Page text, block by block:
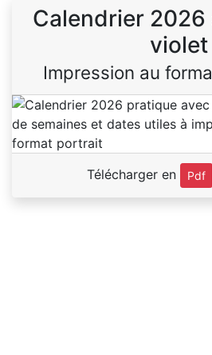
Calendrier 2026
violet
Impression au
Télécharger en Pdf